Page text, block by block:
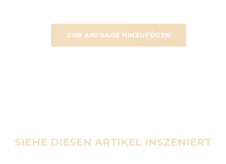
ZUR ANFRAGE HINZUFÜGEN
SIEHE DIESEN ARTIKEL INSZENIERT